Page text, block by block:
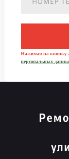
Нажимая на кнопку
персональных